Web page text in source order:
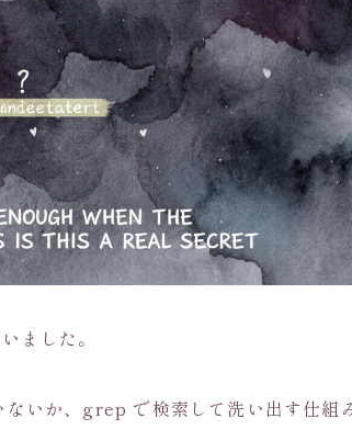
ました。
いか、grep で検索して洗い出す仕組